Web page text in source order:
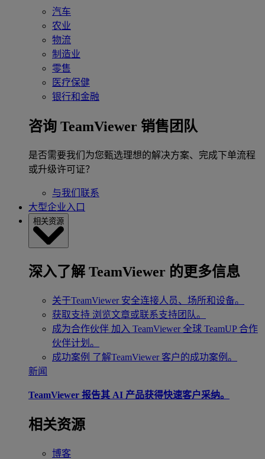
汽车
农业
物流
制造业
零售
医疗保健
银行和金融
咨询 TeamViewer 销售团队
是否需要我们为您甄选理想的解决方案、完成下单流程
或升级许可证？
与我们联系
大型企业入口
相关资源
深入了解 TeamViewer 的更多信息
关于TeamViewer 安全连接人员、场所和设备。
获取支持 浏览文章或联系支持团队。
成为合作伙伴 加入 TeamViewer 全球 TeamUP 合作
伙伴计划。
成功案例 了解TeamViewer 客户的成功案例。
新闻
TeamViewer 报告其 AI 产品获得快速客户采纳。
相关资源
博客